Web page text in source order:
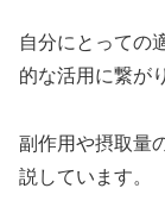
自分にとっての
的な活用に繋が
副作用や摂取量
説しています。